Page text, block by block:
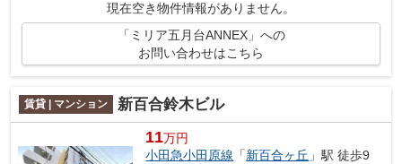
現在空き物件情報がありません。
「ミリア五月台ANNEX」への
お問い合わせはこちら
賃貸 | マンション 新百合鈴木ビル
11万円
小田急小田原線 「新百合ヶ丘 」駅 徒歩9